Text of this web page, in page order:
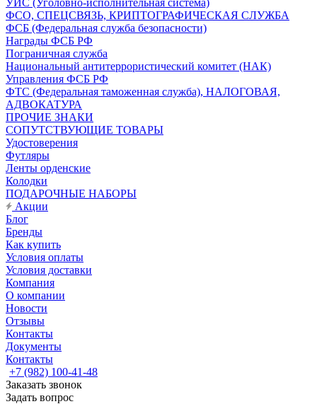
УИС (Уголовно-исполнительная система)
ФСО, СПЕЦСВЯЗЬ, КРИПТОГРАФИЧЕСКАЯ СЛУЖБА
ФСБ (Федеральная служба безопасности)
Награды ФСБ РФ
Пограничная служба
Национальный антитеррористический комитет (НАК)
Управления ФСБ РФ
ФТС (Федеральная таможенная служба), НАЛОГОВАЯ,
АДВОКАТУРА
ПРОЧИЕ ЗНАКИ
СОПУТСТВУЮЩИЕ ТОВАРЫ
Удостоверения
Футляры
Ленты орденские
Колодки
ПОДАРОЧНЫЕ НАБОРЫ
Акции
Блог
Бренды
Как купить
Условия оплаты
Условия доставки
Компания
О компании
Новости
Отзывы
Контакты
Документы
Контакты
+7 (982) 100-41-48
Заказать звонок
Задать вопрос